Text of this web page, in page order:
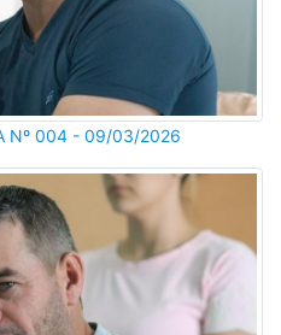
Nº 004 - 09/03/2026